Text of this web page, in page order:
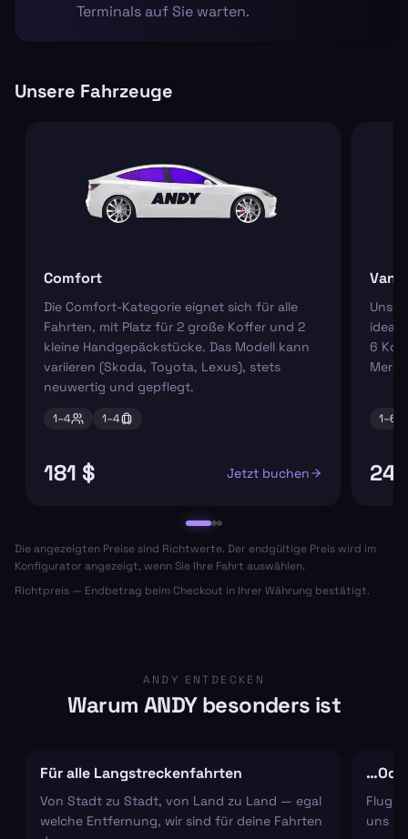
Terminals auf Sie warten.
Unsere Fahrzeuge
Comfort
Die Comfort-Kategorie eignet sich für alle
Fahrten, mit Platz für 2 große Koffer und 2
kleine Handgepäckstücke. Das Modell kann
variieren (Skoda, Toyota, Lexus), stets
neuwertig und gepflegt.
1–4 1–4
181 $ Jetzt buchen
Van
ideal
6
1–6
Die angezeigten Preise sind Richtwerte. Der endgültige Preis wird im
Konfigurator angezeigt, wenn Sie Ihre Fahrt auswählen.
Richtpreis — Endbetrag beim Checkout in Ihrer Währung bestätigt.
ANDY ENTDECKEN
Warum ANDY besonders ist
Für alle Langstreckenfahrten
Von Stadt zu Stadt, von Land zu Land — egal
welche Entfernung, wir sind für deine Fahrten
uns